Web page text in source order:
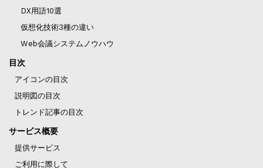
DX用語10選
仮想化技術3種の違い
Web会議システムノウハウ
目次
アイコンの目次
説明図の目次
トレンド記事の目次
サービス概要
提供サービス
ご利用に際して